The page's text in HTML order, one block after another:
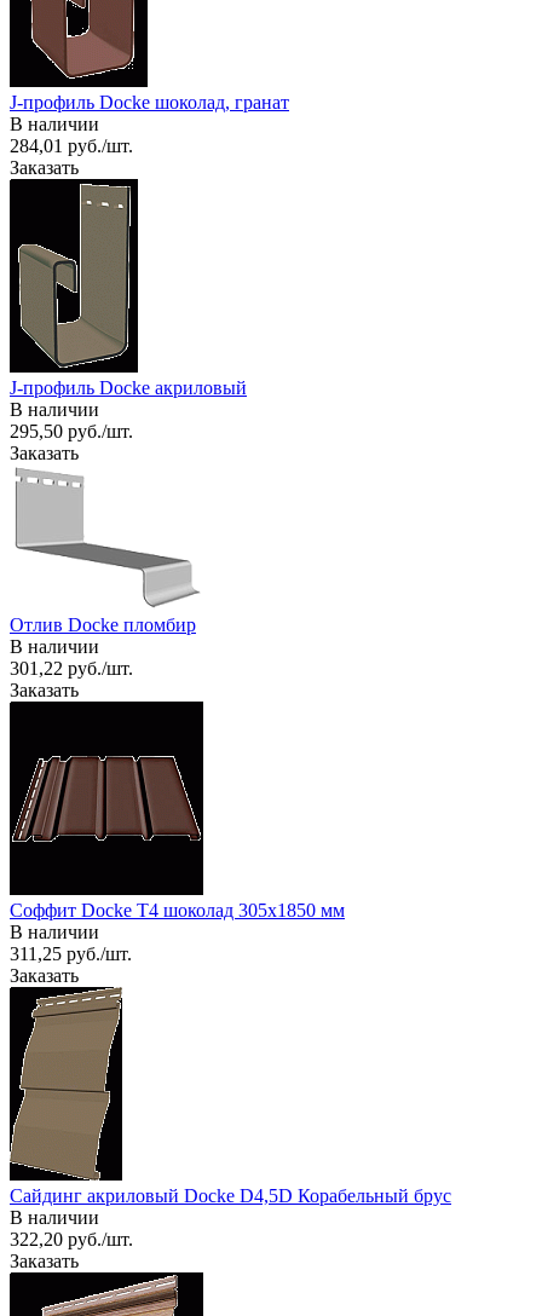
J-профиль Docke шоколад, гранат
В наличии
284,01 руб./шт.
Заказать
J-профиль Docke акриловый
В наличии
295,50 руб./шт.
Заказать
Отлив Docke пломбир
В наличии
301,22 руб./шт.
Заказать
Соффит Docke T4 шоколад 305х1850 мм
В наличии
311,25 руб./шт.
Заказать
Сайдинг акриловый Docke D4,5D Корабельный брус
В наличии
322,20 руб./шт.
Заказать